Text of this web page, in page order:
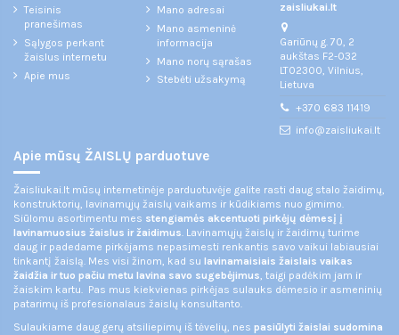
Teisinis
pranešimas
Sąlygos perkant
žaislus internetu
Apie mus
Mano adresai
Mano asmeninė
informacija
Mano norų sąrašas
Stebėti užsakymą
zaisliukai.lt
Gariūnų g. 70, 2
aukštas F2-032
LT02300, Vilnius,
Lietuva
+370 683 11419
info@zaisliukai.lt
Apie mūsų ŽAISLŲ parduotuve
Žaisliukai.lt mūsų internetinėje parduotuvėje galite rasti daug stalo žaidimų,
konstruktorių, lavinamųjų žaislų vaikams ir kūdikiams nuo gimimo.
Siūlomu asortimentu mes stengiamės akcentuoti pirkėjų dėmesį į
lavinamuosius žaislus ir žaidimus. Lavinamųjų žaislų ir žaidimų turime
daug ir padedame pirkėjams nepasimesti renkantis savo vaikui labiausiai
tinkantį žaislą. Mes visi žinom, kad su lavinamaisiais žaislais vaikas
žaidžia ir tuo pačiu metu lavina savo sugebėjimus, taigi padėkim jam ir
žaiskim kartu. Pas mus kiekvienas pirkėjas sulauks dėmesio ir asmeninių
patarimų iš profesionalaus žaislų konsultanto.
Sulaukiame daug gerų atsiliepimų iš tėvelių, nes pasiūlyti žaislai sudomina